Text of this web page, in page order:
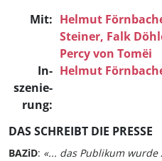
Mit: Helmut
Steiner, Falk
Percy von Tomëi
In­
szenie­
rung:
Helmut
DAS SCHREIBT DIE PRESSE
BAZiD: «... das Publikum wurde